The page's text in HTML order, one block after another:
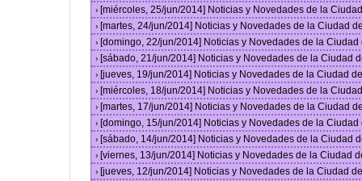
› [miércoles, 25/jun/2014] Noticias y Novedades de la
› [martes, 24/jun/2014] Noticias y Novedades de la Ciudad
› [domingo, 22/jun/2014] Noticias y Novedades de la
› [sábado, 21/jun/2014] Noticias y Novedades de la Ciudad
› [jueves, 19/jun/2014] Noticias y Novedades de la Ciudad
› [miércoles, 18/jun/2014] Noticias y Novedades de la
› [martes, 17/jun/2014] Noticias y Novedades de la Ciudad
› [domingo, 15/jun/2014] Noticias y Novedades de la
› [sábado, 14/jun/2014] Noticias y Novedades de la Ciudad
› [viernes, 13/jun/2014] Noticias y Novedades de la Ciudad
› [jueves, 12/jun/2014] Noticias y Novedades de la Ciudad